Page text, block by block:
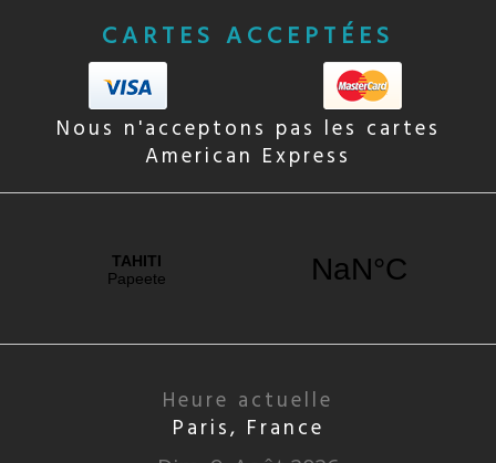
CARTES ACCEPTÉES
Nous n'acceptons pas les cartes
American Express
Heure actuelle
Paris, France